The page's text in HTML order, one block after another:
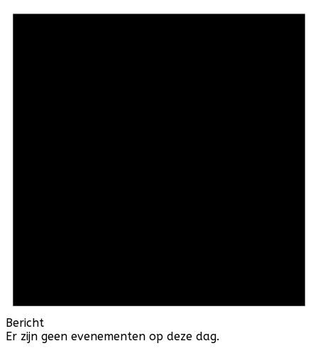
Bericht
Er zijn geen evenementen op deze dag.